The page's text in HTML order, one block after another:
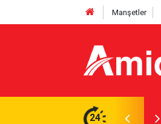
Manşetler
24
‘Başım dik ayrılıyorum’